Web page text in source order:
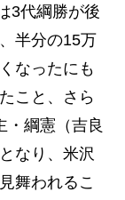
3代綱勝が後
半分の15万
なったにも
こと、さら
・綱憲（吉良
なり、米沢
舞われるこ